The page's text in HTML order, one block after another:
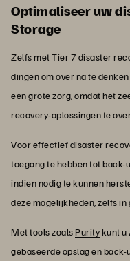
Optimaliseer uw
Storage
Zelfs met Tier 7 disaster
dingen om over na te
een grote zorg, omdat het
recovery-oplossingen te
Voor effectief disaster
toegang te hebben tot
indien nodig te kunnen
deze mogelijkheden, zelfs
Met tools zoalsPuritykunt u
gebaseerde opslag en